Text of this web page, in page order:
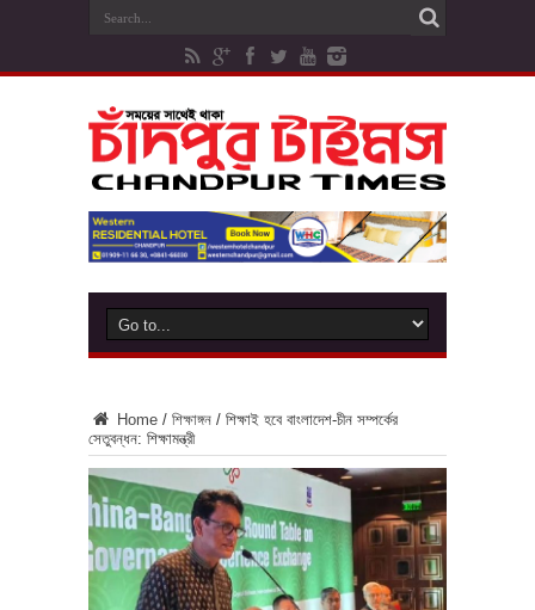
Home / শিক্ষাঙ্গন / শিক্ষাই হবে বাংলাদেশ-চীন সম্পর্কের
সেতুবন্ধন: শিক্ষামন্ত্রী